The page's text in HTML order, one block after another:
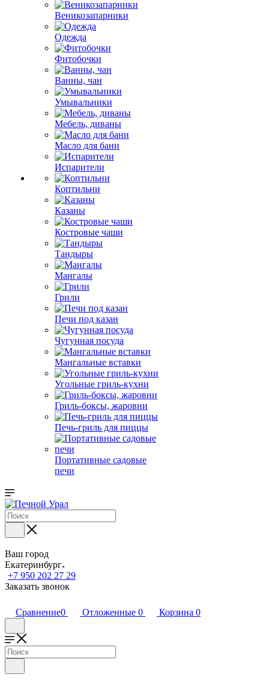
Веникозапарники
Одежда
Фитобочки
Ванны, чан
Умывальники
Мебель, диваны
Масло для бани
Испарители
Коптильни
Казаны
Костровые чаши
Тандыры
Мангалы
Грили
Печи под казан
Чугунная посуда
Мангальные вставки
Угольные гриль-кухни
Гриль-боксы, жаровни
Печь-гриль для пиццы
Портативные садовые
печи
Ваш город
Екатеринбург
+7 950 202 27 29
Заказать звонок
Сравнение0 Отложенные 0 Корзина 0